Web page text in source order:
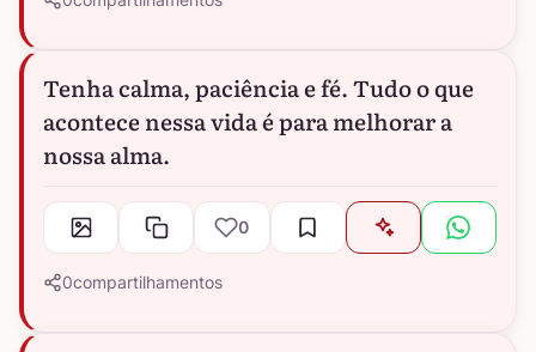
Tenha calma, paciência e fé. Tudo o que
acontece nessa vida é para melhorar a
nossa alma.
0
0compartilhamentos